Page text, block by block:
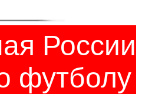
России
футболу